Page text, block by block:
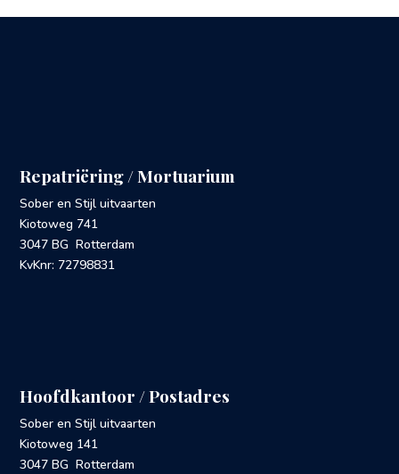
Repatriëring / Mortuarium
Sober en Stijl uitvaarten
Kiotoweg 741
3047 BG Rotterdam
KvKnr: 72798831
Hoofdkantoor / Postadres
Sober en Stijl uitvaarten
Kiotoweg 141
3047 BG Rotterdam